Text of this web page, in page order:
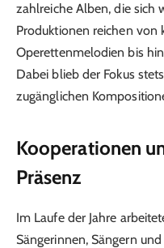
zahlreiche Alben, die sich
Produktionen reichen von
Operettenmelodien bis
Dabei blieb der Fokus
zugänglichen
Kooperationen
Präsenz
Im Laufe der Jahre
Sängerinnen, Sängern